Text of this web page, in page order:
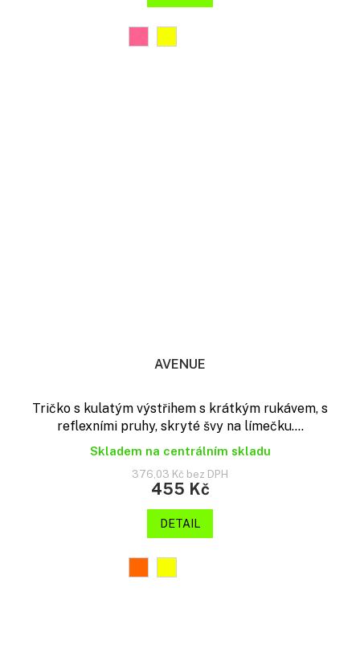
AVENUE
Tričko s kulatým výstřihem s krátkým rukávem, s
reflexními pruhy, skryté švy na límečku....
Skladem na centrálním skladu
376,03 Kč bez DPH
455 Kč
DETAIL